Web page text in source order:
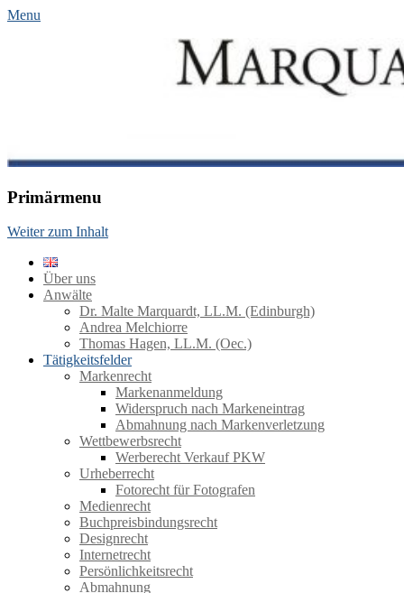
Menu
Primärmenu
Weiter zum Inhalt
Über uns
Anwälte
Dr. Malte Marquardt, LL.M. (Edinburgh)
Andrea Melchiorre
Thomas Hagen, LL.M. (Oec.)
Tätigkeitsfelder
Markenrecht
Markenanmeldung
Widerspruch nach Markeneintrag
Abmahnung nach Markenverletzung
Wettbewerbsrecht
Werberecht Verkauf PKW
Urheberrecht
Fotorecht für Fotografen
Medienrecht
Buchpreisbindungsrecht
Designrecht
Internetrecht
Persönlichkeitsrecht
Abmahnung